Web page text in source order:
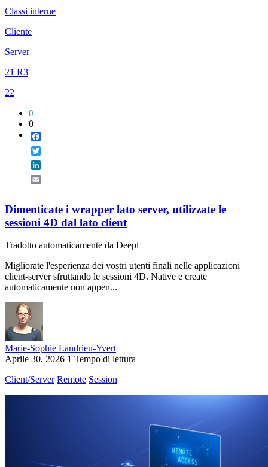
Classi interne
Cliente
Server
21 R3
22
0
0
Dimenticate i wrapper lato server, utilizzate le
sessioni 4D dal lato client
Tradotto automaticamente da Deepl
Migliorate l'esperienza dei vostri utenti finali nelle applicazioni
client-server sfruttando le sessioni 4D. Native e create
automaticamente non appen...
Marie-Sophie Landrieu-Yvert
Aprile 30, 2026 1 Tempo di lettura
Client/Server Remote Session